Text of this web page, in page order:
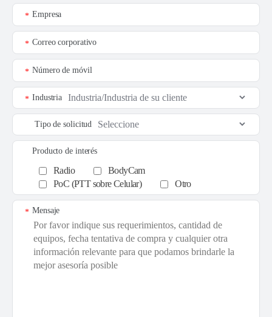
Empresa
*
Correo corporativo
*
Número de móvil
*
Industria
*
Tipo de solicitud
Producto de interés
Radio
BodyCam
PoC (PTT sobre Celular)
Otro
Mensaje
*